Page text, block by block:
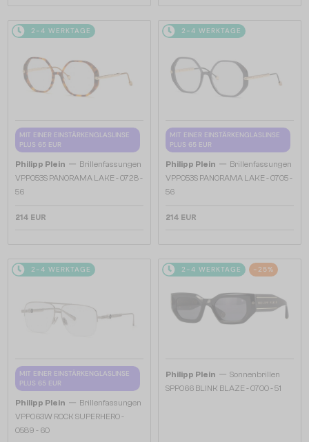
2-4 WERKTAGE
MIT EINER EINSTÄRKENGLASLINSE
PLUS 65 EUR
Philipp Plein — Brillenfassungen
VPP053S PANORAMA LAKE - 0728 -
56
214 EUR
2-4 WERKTAGE
MIT EINER EINSTÄRKENGLASLINSE
PLUS 65 EUR
Philipp Plein — Brillenfassungen
VPP053S PANORAMA LAKE - 0705 -
56
214 EUR
2-4 WERKTAGE
MIT EINER EINSTÄRKENGLASLINSE
PLUS 65 EUR
Philipp Plein — Brillenfassungen
VPP063W ROCK SUPERHERO -
0589 - 60
2-4 WERKTAGE -25%
Philipp Plein — Sonnenbrillen
SPP066 BLINK BLAZE - 0700 - 51